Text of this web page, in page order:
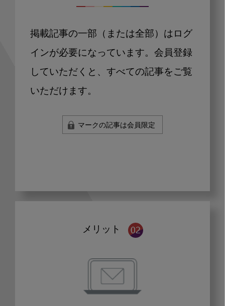
掲載記事の一部（または全部）はログ
インが必要になっています。会員登録
していただくと、すべての記事をご覧
いただけます。
マークの記事は会員限定
メリット